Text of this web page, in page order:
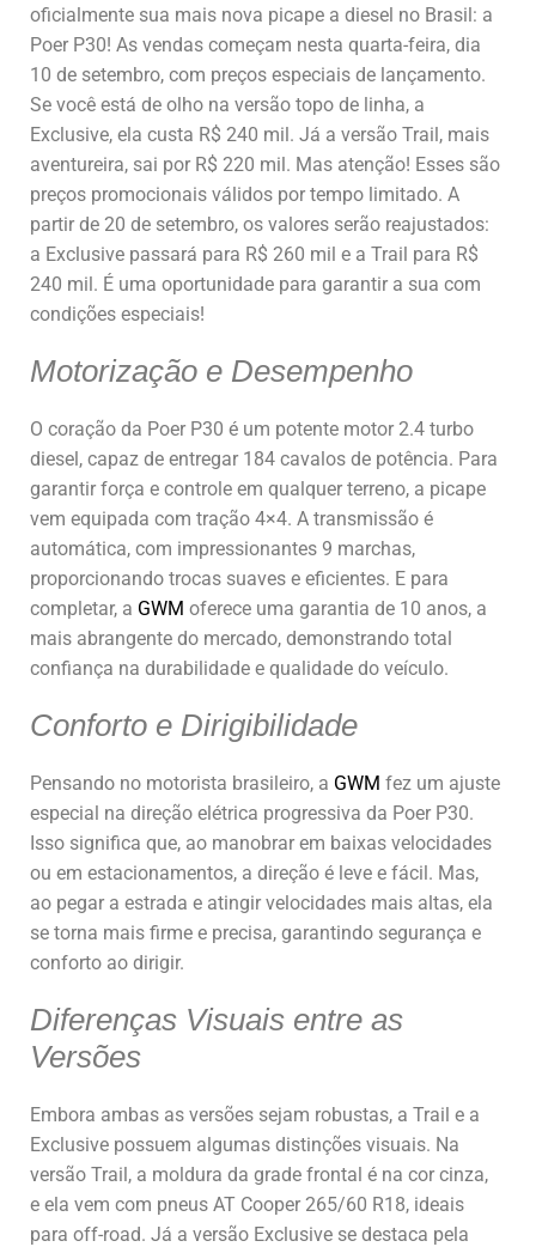
oficialmente sua mais nova picape a diesel no Brasil: a
Poer P30! As vendas começam nesta quarta-feira, dia
10 de setembro, com preços especiais de lançamento.
Se você está de olho na versão topo de linha, a
Exclusive, ela custa R$ 240 mil. Já a versão Trail, mais
aventureira, sai por R$ 220 mil. Mas atenção! Esses são
preços promocionais válidos por tempo limitado. A
partir de 20 de setembro, os valores serão reajustados:
a Exclusive passará para R$ 260 mil e a Trail para R$
240 mil. É uma oportunidade para garantir a sua com
condições especiais!
Motorização e Desempenho
O coração da Poer P30 é um potente motor 2.4 turbo
diesel, capaz de entregar 184 cavalos de potência. Para
garantir força e controle em qualquer terreno, a picape
vem equipada com tração 4×4. A transmissão é
automática, com impressionantes 9 marchas,
proporcionando trocas suaves e eficientes. E para
completar, a GWM oferece uma garantia de 10 anos, a
mais abrangente do mercado, demonstrando total
confiança na durabilidade e qualidade do veículo.
Conforto e Dirigibilidade
Pensando no motorista brasileiro, a GWM fez um ajuste
especial na direção elétrica progressiva da Poer P30.
Isso significa que, ao manobrar em baixas velocidades
ou em estacionamentos, a direção é leve e fácil. Mas,
ao pegar a estrada e atingir velocidades mais altas, ela
se torna mais firme e precisa, garantindo segurança e
conforto ao dirigir.
Diferenças Visuais entre as
Versões
Embora ambas as versões sejam robustas, a Trail e a
Exclusive possuem algumas distinções visuais. Na
versão Trail, a moldura da grade frontal é na cor cinza,
e ela vem com pneus AT Cooper 265/60 R18, ideais
para off-road. Já a versão Exclusive se destaca pela